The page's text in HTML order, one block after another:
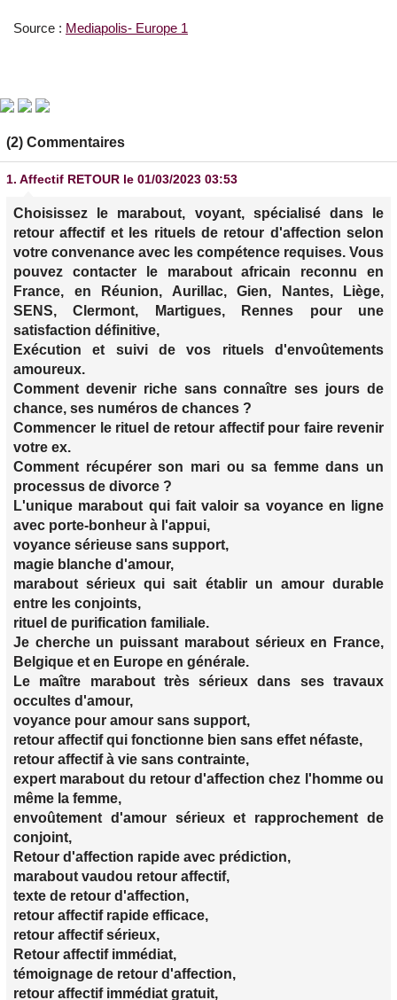
Source : Mediapolis- Europe 1
(2) Commentaires
1. Affectif RETOUR le 01/03/2023 03:53
Choisissez le marabout, voyant, spécialisé dans le
retour affectif et les rituels de retour d'affection selon
votre convenance avec les compétence requises. Vous
pouvez contacter le marabout africain reconnu en
France, en Réunion, Aurillac, Gien, Nantes, Liège,
SENS, Clermont, Martigues, Rennes pour une
satisfaction définitive,
Exécution et suivi de vos rituels d'envoûtements
amoureux.
Comment devenir riche sans connaître ses jours de
chance, ses numéros de chances ?
Commencer le rituel de retour affectif pour faire revenir
votre ex.
Comment récupérer son mari ou sa femme dans un
processus de divorce ?
L'unique marabout qui fait valoir sa voyance en ligne
avec porte-bonheur à l'appui,
voyance sérieuse sans support,
magie blanche d'amour,
marabout sérieux qui sait établir un amour durable
entre les conjoints,
rituel de purification familiale.
Je cherche un puissant marabout sérieux en France,
Belgique et en Europe en générale.
Le maître marabout très sérieux dans ses travaux
occultes d'amour,
voyance pour amour sans support,
retour affectif qui fonctionne bien sans effet néfaste,
retour affectif à vie sans contrainte,
expert marabout du retour d'affection chez l'homme ou
même la femme,
envoûtement d'amour sérieux et rapprochement de
conjoint,
Retour d'affection rapide avec prédiction,
marabout vaudou retour affectif,
texte de retour d'affection,
retour affectif rapide efficace,
retour affectif sérieux,
Retour affectif immédiat,
témoignage de retour d'affection,
retour affectif immédiat gratuit,